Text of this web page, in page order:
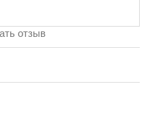
отзыв